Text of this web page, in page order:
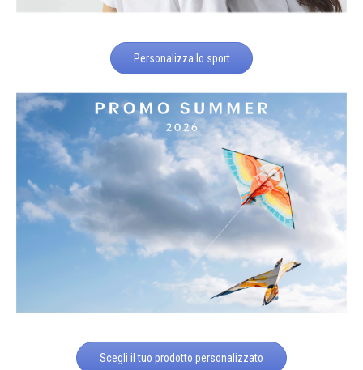
Personalizza lo sport
Scegli il tuo prodotto personalizzato